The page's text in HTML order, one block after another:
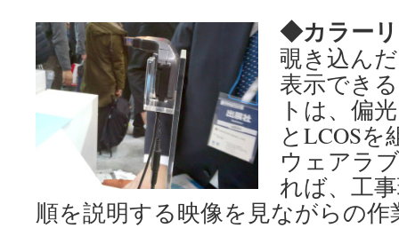
◆カラー
覗き込ん
表示でき
トは、偏
とLCOS
ウェアラ
れば、工
順を説明する映像を見ながらの